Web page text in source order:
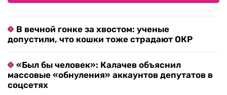
В вечной гонке за хвостом: ученые
допустили, что кошки тоже страдают ОКР
«Был бы человек»: Калачев объяснил
массовые «обнуления» аккаунтов депутатов в
соцсетях